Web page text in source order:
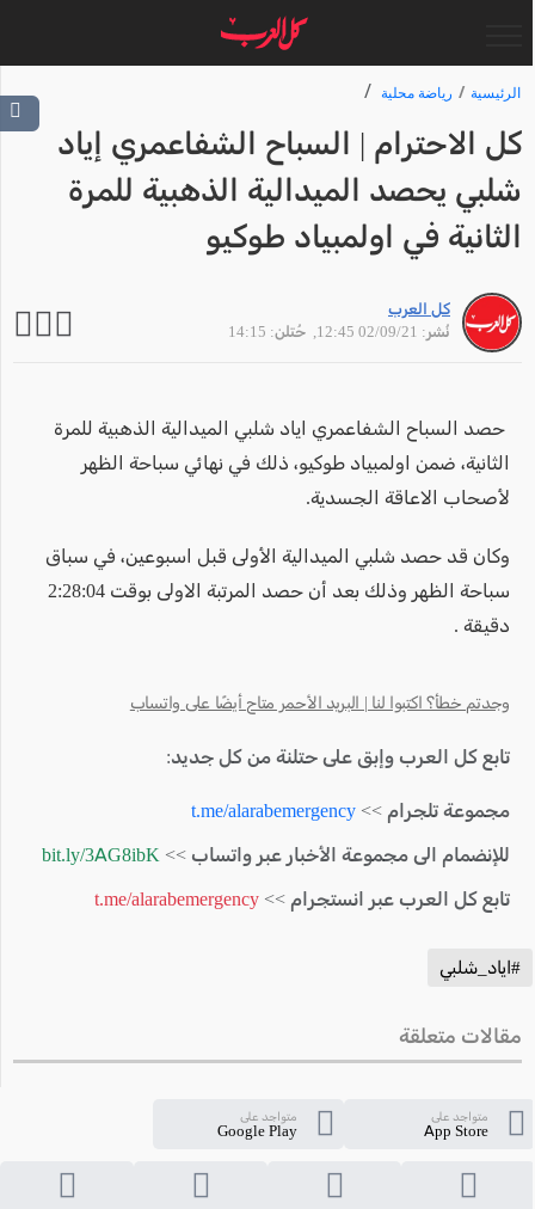
الرئيسية رياضة محلية
كل الاحترام | السباح الشفاعمري إياد
شلبي يحصد الميدالية الذهبية للمرة
الثانية في اولمبياد طوكيو
كل العرب
نُشر: 02/09/21 12:45
, حُتلن: 14:15
حصد السباح الشفاعمري اياد شلبي الميدالية الذهبية للمرة
الثانية، ضمن اولمبياد طوكيو، ذلك في نهائي سباحة الظهر
لأصحاب الاعاقة الجسدية.
وكان قد حصد شلبي الميدالية الأولى قبل اسبوعين، في سباق
سباحة الظهر وذلك بعد أن حصد المرتبة الاولى بوقت 2:28:04
دقيقة .
وجدتم خطأ؟ اكتبوا لنا | البريد الأحمر متاح أيضًا على واتساب
تابع كل العرب وإبق على حتلنة من كل جديد:
مجموعة تلجرام >> t.me/alarabemergency
للإنضمام الى مجموعة الأخبار عبر واتساب >> bit.ly/3AG8ibK
تابع كل العرب عبر انستجرام >> t.me/alarabemergency
#اياد_شلبي
مقالات متعلقة
متواجد على
App Store
متواجد على
Google Play